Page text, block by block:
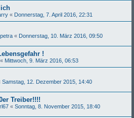
« Donnerstag, 7. April 2016, 22:31
« Donnerstag, 10. März 2016, 09:50
!
« Mittwoch, 9. März 2016, 06:53
Samstag, 12. Dezember 2015, 14:40
Treiber!!!!
« Sonntag, 8. November 2015, 18:40